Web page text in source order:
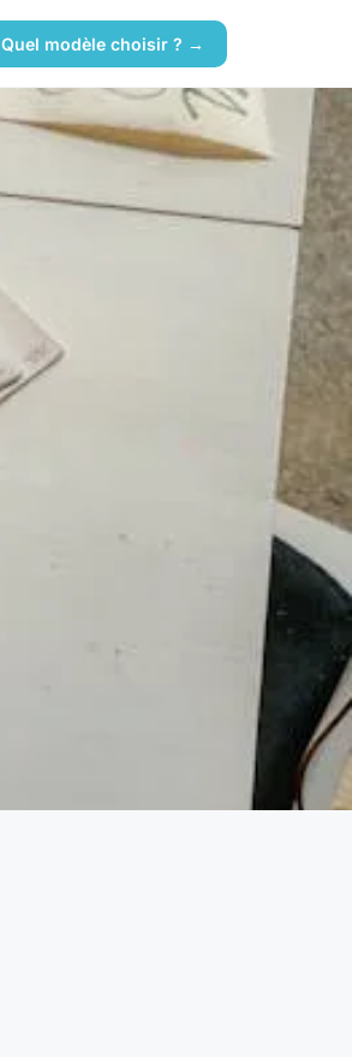
Quel modèle choisir ? →